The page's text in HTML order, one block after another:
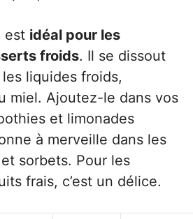
est idéal pour les
froids. Il se dissout
liquides froids,
miel. Ajoutez-le dans vos
et limonades
à merveille dans les
sorbets. Pour les
frais, c’est un délice.